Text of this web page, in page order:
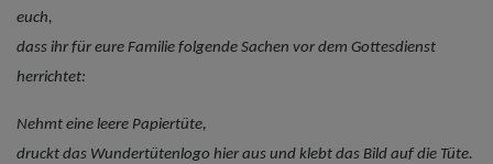
euch,
dass ihr für eure Familie folgende Sachen vor dem Gottesdienst
herrichtet:
Nehmt eine leere Papiertüte,
druckt das Wundertütenlogo hier aus und klebt das Bild auf die Tüte.